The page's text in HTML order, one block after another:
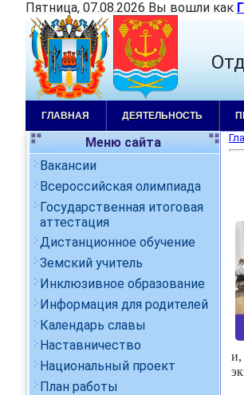
Пятница, 07.08.2026 Вы вошли как
ГЛАВНАЯ ДЕЯТЕЛЬНОСТЬ
Меню сайта
Вакансии
Всероссийская олимпиада
Государственная итоговая
аттестация
Дистанционное обучение
Земский учитель
Инклюзивное образование
Информация для родителей
Календарь славы
Наставничество
Национальный проект
План работы
и,